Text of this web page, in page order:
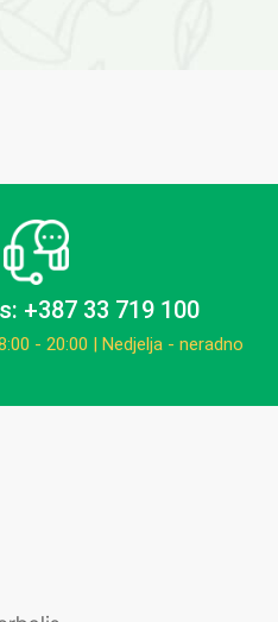
+387 33 719 100
- 20:00 | Nedjelja - neradno